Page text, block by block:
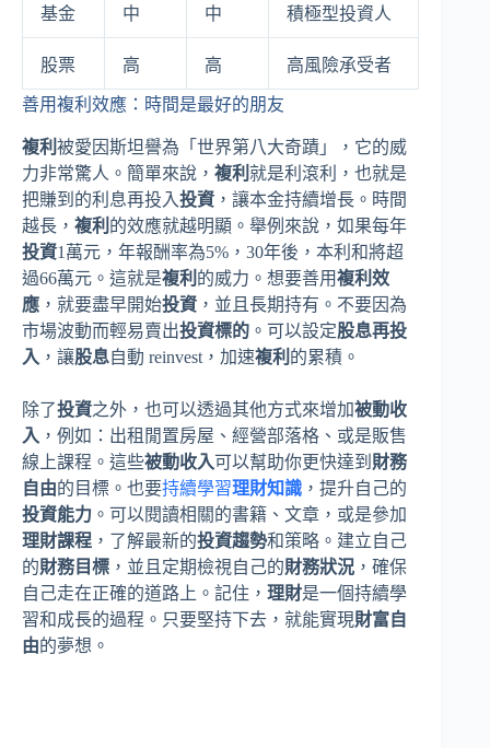
基金 中 中 積極型投資人
股票 高 高 高風險承受者
善用複利效應：時間是最好的朋友
複利 被愛因斯坦譽為「世界第八大奇蹟」，它的威
力非常驚人。簡單來說， 複利 就是利滾利，也就是
把賺到的利息再投入投資 ，讓本金持續增長。時間
越長， 複利 的效應就越明顯。舉例來說，如果每年
投資1萬元，年報酬率為5%，30年後，本利和將超
過66萬元。這就是複利 的威力。想要善用複利效
應 ，就要盡早開始投資 ，並且長期持有。不要因為
市場波動而輕易賣出投資標的 。可以設定股息再投
入 ，讓股息自動 reinvest，加速複利 的累積。
除了投資之外，也可以透過其他方式來增加被動收
入 ，例如：出租閒置房屋、經營部落格、或是販售
線上課程。這些被動收入可以幫助你更快達到 財務
自由的目標。也要持續學習理財知識 ，提升自己的
投資能力 。可以閱讀相關的書籍、文章，或是參加
理財課程 ，了解最新的投資趨勢和策略。建立自己
的財務目標 ，並且定期檢視自己的財務狀況 ，確保
自己走在正確的道路上。記住， 理財是一個持續學
習和成長的過程。只要堅持下去，就能實現財富自
由的夢想。